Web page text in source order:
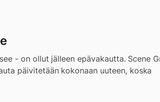
- on ollut jälleen epävakautta. Scene
päivitetään kokonaan uuteen, koska